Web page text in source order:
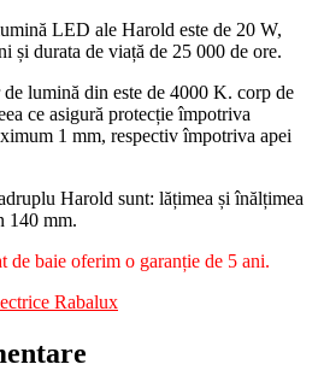
LED ale Harold este de 20 W,
și durata de viață de 25 000 de ore.
lumină din este de 4000 K. corp de
ce asigură protecție împotriva
1 mm, respectiv împotriva apei
Harold sunt: lățimea și înălțimea
140 mm.
de baie oferim o garanție de 5 ani.
Rabalux